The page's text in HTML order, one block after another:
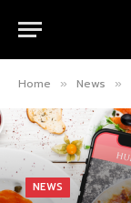
Home » News »
NEWS